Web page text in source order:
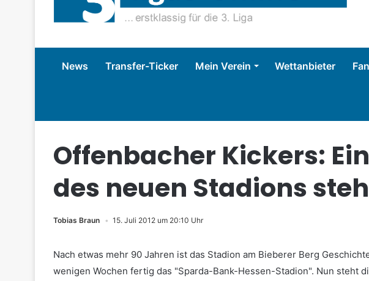
News Transfer-Ticker Mein Verein Wettanbieter
Offenbacher Kickers:
des neuen Stadions
Tobias Braun 15. Juli 2012 um 20:10 Uhr
Nach etwas mehr 90 Jahren ist das Stadion am Bieberer Berg
wenigen Wochen fertig das "Sparda-Bank-Hessen-Stadion". Nun steht